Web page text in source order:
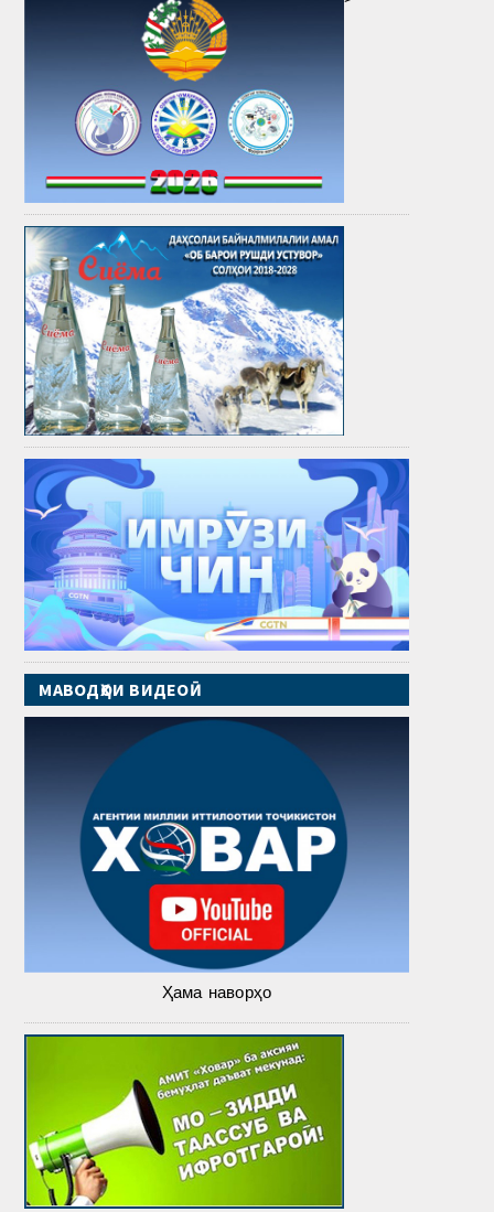
МАВОДҲОИ ВИДЕОӢ
Ҳама наворҳо